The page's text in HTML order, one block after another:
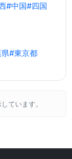
#中国#四国
#東京都
ています。